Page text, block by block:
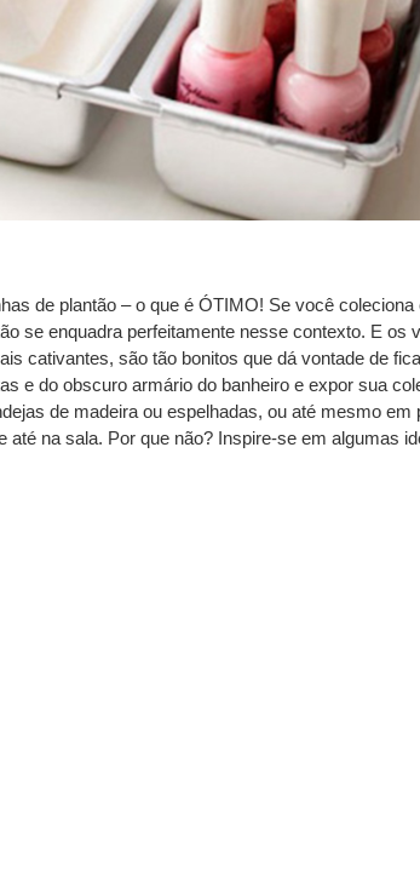
de plantão – o que é ÓTIMO! Se você
se enquadra perfeitamente nesse contexto. E os
cativantes, são tão bonitos que dá vontade de
e do obscuro armário do banheiro e expor sua
de madeira ou espelhadas, ou até mesmo em
até na sala. Por que não? Inspire-se em algumas